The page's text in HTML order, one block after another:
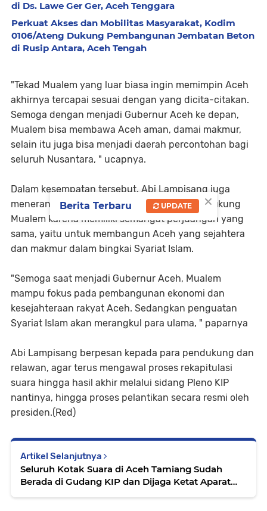
di Ds. Lawe Ger Ger, Aceh Tenggara
Perkuat Akses dan Mobilitas Masyarakat, Kodim
0106/Ateng Dukung Pembangunan Jembatan Beton
di Rusip Antara, Aceh Tengah
"Tekad Mualem yang luar biasa ingin memimpin Aceh
akhirnya tercapai sesuai dengan yang dicita-citakan.
Semoga dengan menjadi Gubernur Aceh ke depan,
Mualem bisa membawa Aceh aman, damai makmur,
selain itu juga bisa menjadi daerah percontohan bagi
seluruh Nusantara, " ucapnya.
Dalam kesempatan tersebut, Abi Lampisang juga
menerangkan bahwa keputusan untuk mendukung
Mualem karena memiliki semangat perjuangan yang
sama, yaitu untuk membangun Aceh yang sejahtera
dan makmur dalam bingkai Syariat Islam.
"Semoga saat menjadi Gubernur Aceh, Mualem
mampu fokus pada pembangunan ekonomi dan
kesejahteraan rakyat Aceh. Sedangkan penguatan
Syariat Islam akan merangkul para ulama, " paparnya
Abi Lampisang berpesan kepada para pendukung dan
relawan, agar terus mengawal proses rekapitulasi
suara hingga hasil akhir melalui sidang Pleno KIP
nantinya, hingga proses pelantikan secara resmi oleh
presiden.(Red)
Artikel Selanjutnya
Seluruh Kotak Suara di Aceh Tamiang Sudah
Berada di Gudang KIP dan Dijaga Ketat Aparat
×
Berita Terbaru UPDATE